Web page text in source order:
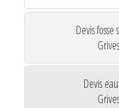
Devis
Devis